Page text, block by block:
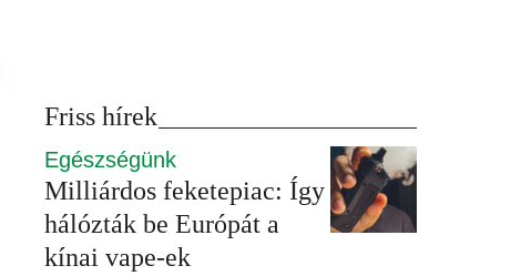
Friss hírek
Egészségünk
Milliárdos feketepiac: Így
hálózták be Európát a
kínai vape-ek